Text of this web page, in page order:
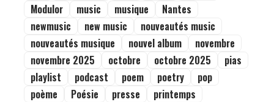
Modulor
music musique
Nantes
newmusic
new music
nouveautés music
nouveautés musique
nouvel album
novembre
novembre 2025
octobre octobre 2025
pias
playlist
podcast poem poetry
pop
poème
Poésie presse
printemps